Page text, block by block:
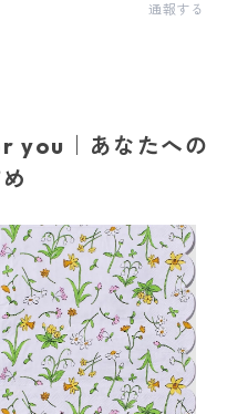
通報する
you｜あなたへの